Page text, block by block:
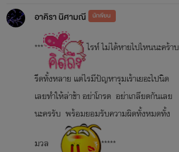
อาคิรา นิศามณี นักเขียน
*** ไรท์ ไม่ได้หายไปไหนนะคร้าบ
รีดทั้งหลาย แต่ไรมีปัญหารุมเร้าเยอะไปนิด
เลยทำให้ล่าช้า อย่าโกรด อย่าเกลียดกันเลย
นะครรับ พร้อมยอมรับความผิดทั้งหมดทั้ง
มวล *****